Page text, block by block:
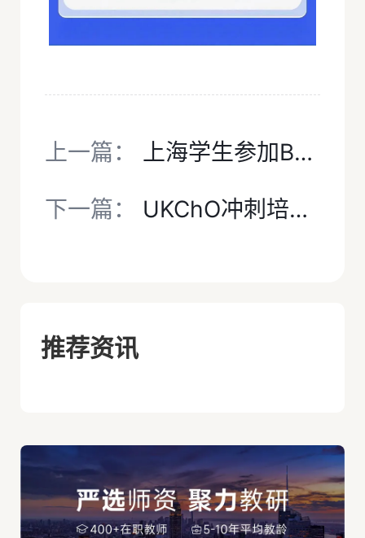
上一篇： 上海学生参加BPhO英国物理奥赛备考指南
下一篇： UKChO冲刺培训启动！覆盖考点+真题模考，助你稳拿牛剑“加分项”！
推荐资讯